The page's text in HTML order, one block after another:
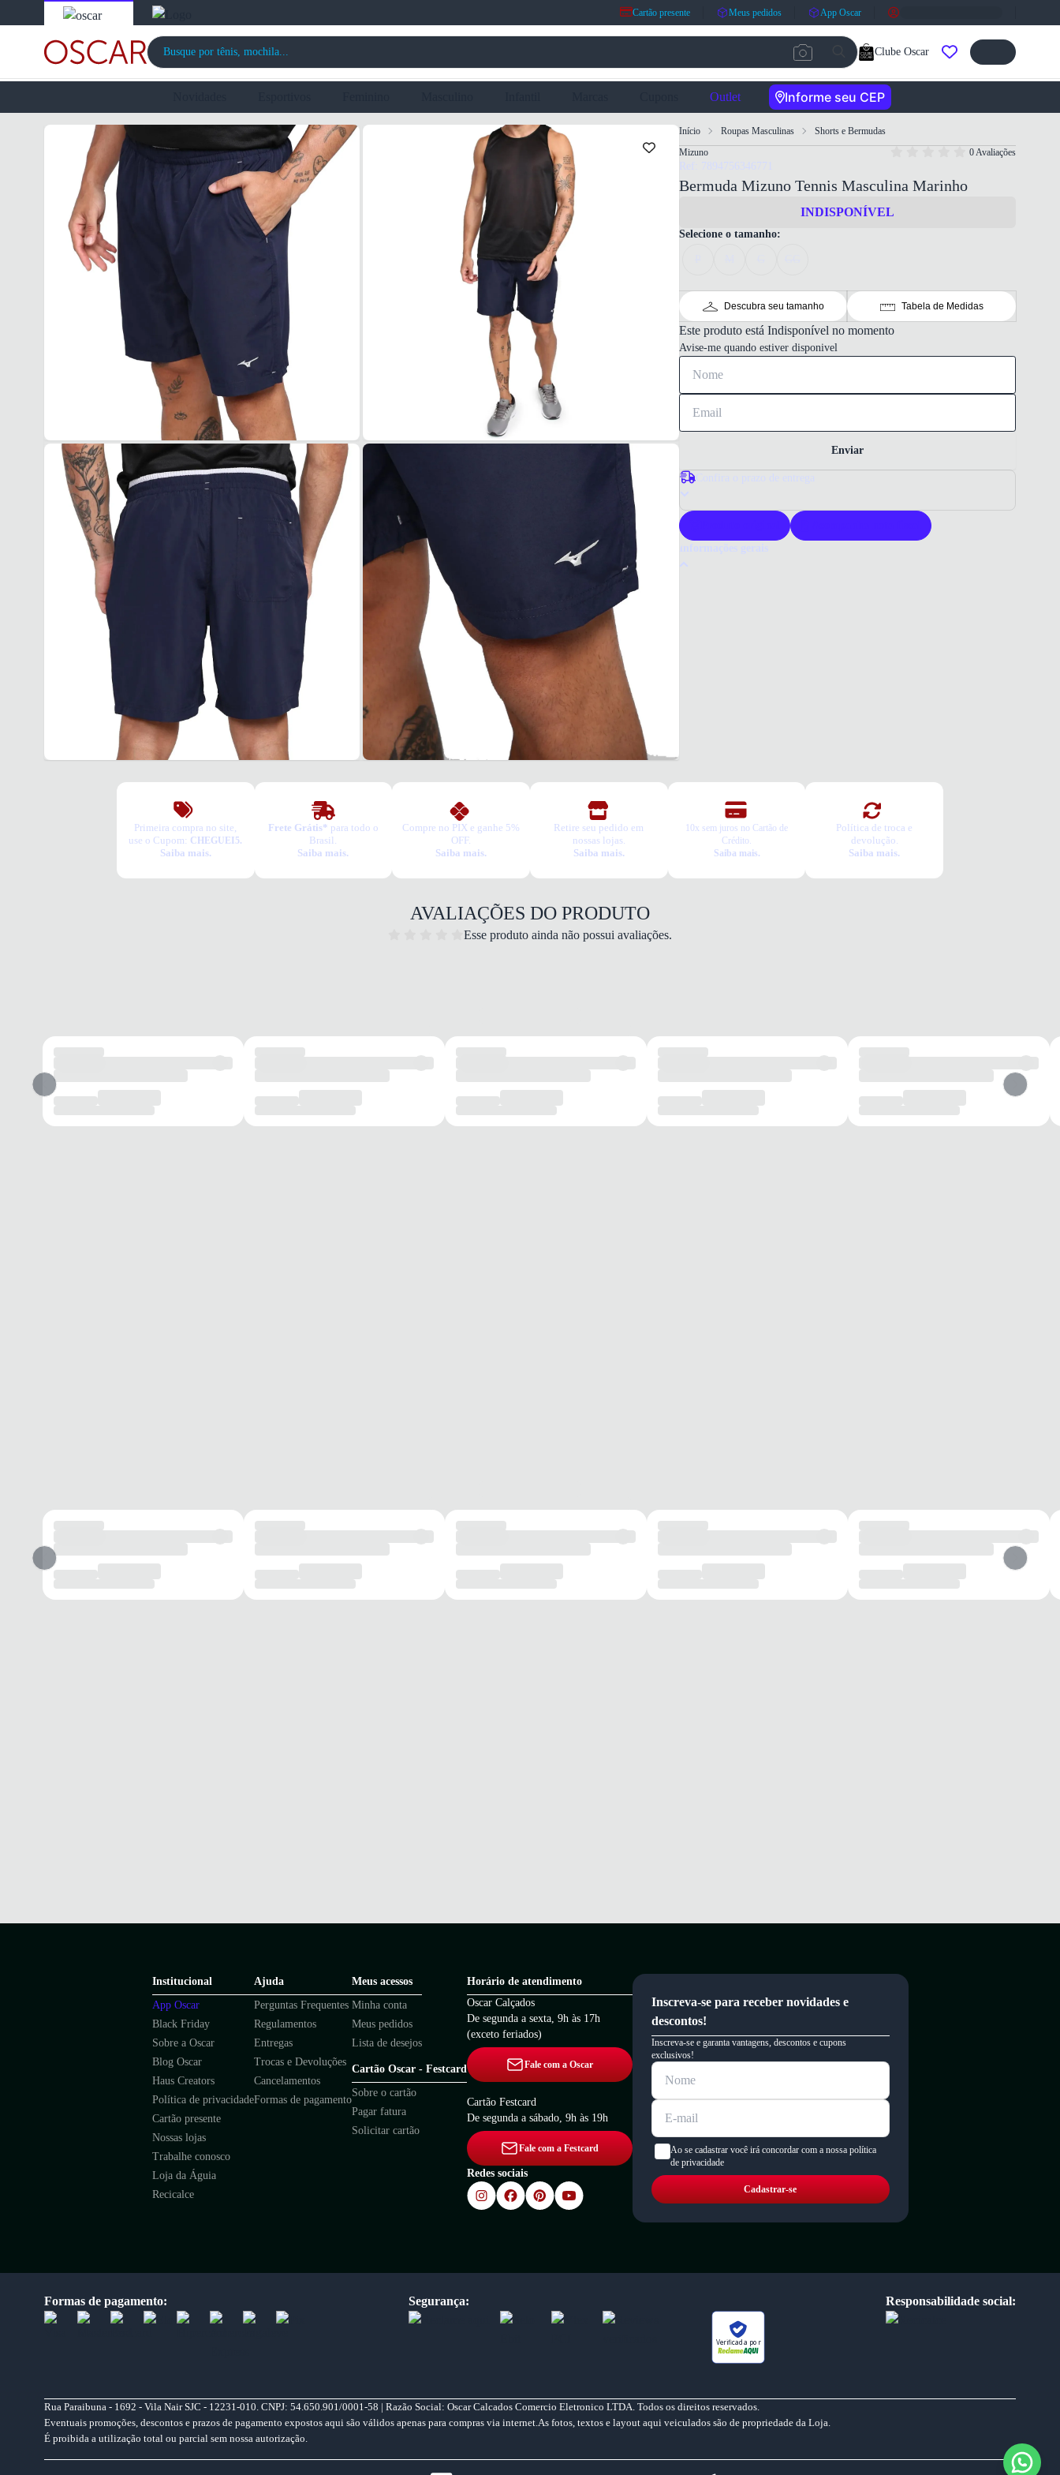
Cartão presente Meus pedidos App Oscar
Clube Oscar
Outlet Informe seu CEP
Início Roupas Masculinas
Shorts e Bermudas
Mizuno
0 Avaliações
Ref: 7894756346771
Bermuda Mizuno Tennis Masculina Marinho
INDISPONÍVEL
Selecione o tamanho:
Descubra seu tamanho Tabela de Medidas
Este produto está Indisponível no momento
Avise-me quando estiver disponivel
Enviar
Confira o prazo de entrega
Informações gerais
Primeira compra no site,
use o Cupom: CHEGUEI5.
Saiba mais.
Frete Grátis* para todo o
Brasil.
Saiba mais.
Compre no PIX e ganhe 5%
OFF.
Saiba mais.
Retire seu pedido em
nossas lojas.
Saiba mais.
10x sem juros no Cartão de
Crédito.
Saiba mais.
Política de troca e
devolução.
Saiba mais.
AVALIAÇÕES DO PRODUTO
Esse produto ainda não possui avaliações.
Institucional
App Oscar
Black Friday
Sobre a Oscar
Blog Oscar
Haus Creators
Política de privacidade
Cartão presente
Nossas lojas
Trabalhe conosco
Loja da Águia
Recicalce
Ajuda
Perguntas Frequentes
Regulamentos
Entregas
Trocas e Devoluções
Cancelamentos
Formas de pagamento
Meus acessos
Minha conta
Meus pedidos
Lista de desejos
Cartão Oscar - Festcard
Sobre o cartão
Pagar fatura
Solicitar cartão
Horário de atendimento
Oscar Calçados
De segunda a sexta, 9h às 17h
(exceto feriados)
Fale com a Oscar
Cartão Festcard
De segunda a sábado, 9h às 19h
Fale com a Festcard
Redes sociais
Inscreva-se para receber novidades e
descontos!
Inscreva-se e garanta vantagens, descontos e cupons
exclusivos!
Ao se cadastrar você irá concordar com a nossa política
de privacidade
Cadastrar-se
Formas de pagamento: Segurança:
Verificada por
Responsabilidade social:
Rua Paraibuna - 1692 - Vila Nair SJC - 12231-010. CNPJ: 54.650.901/0001-58 | Razão Social: Oscar Calcados Comercio Eletronico LTDA. Todos os direitos reservados.
Eventuais promoções, descontos e prazos de pagamento expostos aqui são válidos apenas para compras via internet.As fotos, textos e layout aqui veiculados são de propriedade da Loja.
É proibida a utilização total ou parcial sem nossa autorização.